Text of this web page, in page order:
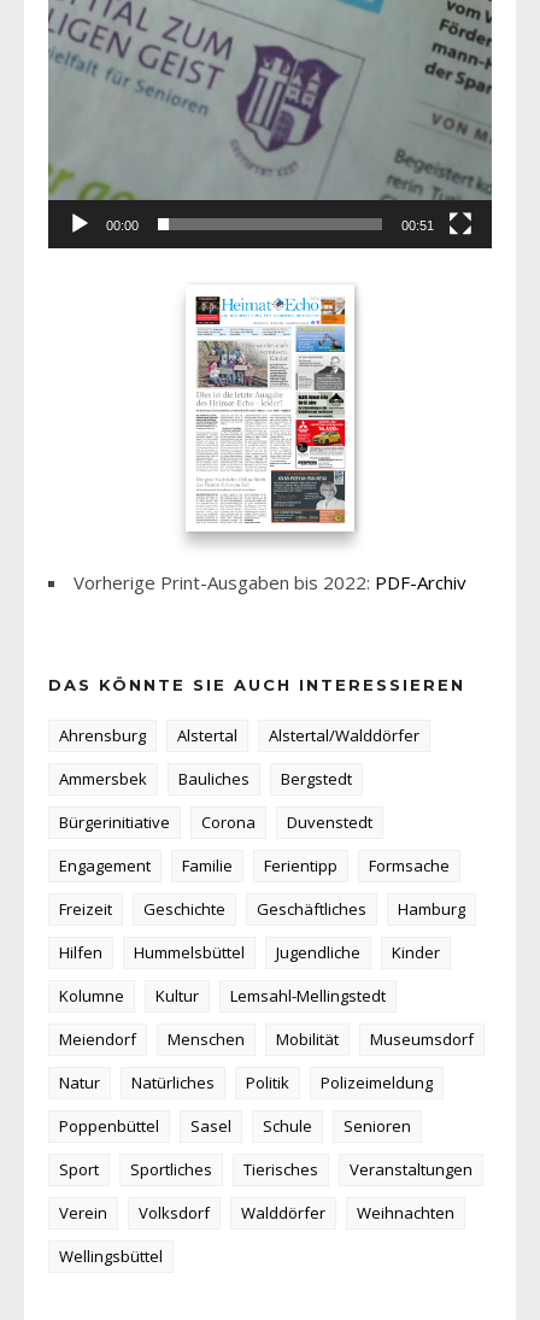
00:00 00:51
Vorherige Print-Ausgaben bis 2022: PDF-Archiv
DAS KÖNNTE SIE AUCH INTERESSIEREN
Ahrensburg Alstertal
Alstertal/Walddörfer
Ammersbek
Bauliches
Bergstedt
Bürgerinitiative
Corona
Duvenstedt
Engagement
Familie Ferientipp
Formsache
Freizeit
Geschichte Geschäftliches
Hamburg
Hilfen
Hummelsbüttel Jugendliche
Kinder
Kolumne
Kultur
Lemsahl-Mellingstedt
Meiendorf
Menschen Mobilität
Museumsdorf
Natur
Natürliches Politik
Polizeimeldung
Poppenbüttel
Sasel Schule
Senioren
Sport
Sportliches Tierisches
Veranstaltungen
Verein
Volksdorf Walddörfer
Weihnachten
Wellingsbüttel